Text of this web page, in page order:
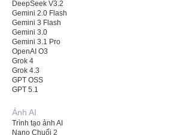
DeepSeek V3.2
Gemini 2.0 Flash
Gemini 3 Flash
Gemini 3.0
Gemini 3.1 Pro
OpenAI O3
Grok 4
Grok 4.3
GPT OSS
GPT 5.1
Ảnh AI
Trình tạo ảnh AI
Nano Chuối 2